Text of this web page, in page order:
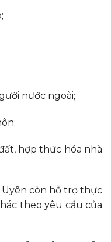
nước ngoài;
hợp thức hóa nhà
Uyên còn hỗ trợ thực
theo yêu cầu của